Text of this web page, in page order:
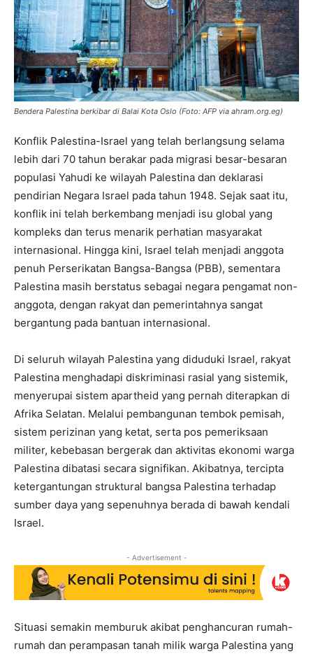
Bendera Palestina berkibar di Balai Kota Oslo (Foto: AFP via ahram.org.eg)
Konflik Palestina-Israel yang telah berlangsung selama
lebih dari 70 tahun berakar pada migrasi besar-besaran
populasi Yahudi ke wilayah Palestina dan deklarasi
pendirian Negara Israel pada tahun 1948. Sejak saat itu,
konflik ini telah berkembang menjadi isu global yang
kompleks dan terus menarik perhatian masyarakat
internasional. Hingga kini, Israel telah menjadi anggota
penuh Perserikatan Bangsa-Bangsa (PBB), sementara
Palestina masih berstatus sebagai negara pengamat non-
anggota, dengan rakyat dan pemerintahnya sangat
bergantung pada bantuan internasional.
Di seluruh wilayah Palestina yang diduduki Israel, rakyat
Palestina menghadapi diskriminasi rasial yang sistemik,
menyerupai sistem apartheid yang pernah diterapkan di
Afrika Selatan. Melalui pembangunan tembok pemisah,
sistem perizinan yang ketat, serta pos pemeriksaan
militer, kebebasan bergerak dan aktivitas ekonomi warga
Palestina dibatasi secara signifikan. Akibatnya, tercipta
ketergantungan struktural bangsa Palestina terhadap
sumber daya yang sepenuhnya berada di bawah kendali
Israel.
- Advertisement -
Situasi semakin memburuk akibat penghancuran rumah-
rumah dan perampasan tanah milik warga Palestina yang